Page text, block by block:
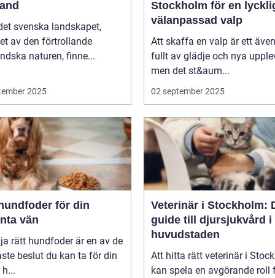
svenska landskapet,
av den förtrollande
naturen, finne...
2025
Stockholm för en
välanpassad valp
Att skaffa en valp är ett
fullt av glädje och nya
men det st&aum...
02 september 2025
för din
vän
rätt hundfoder är en av de
beslut du kan ta för din
Veterinär i Stockholm:
guide till djursjukvård i
huvudstaden
Att hitta rätt veterinär i
kan spela en avgörande roll